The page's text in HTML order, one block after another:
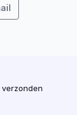
uw
verzonden